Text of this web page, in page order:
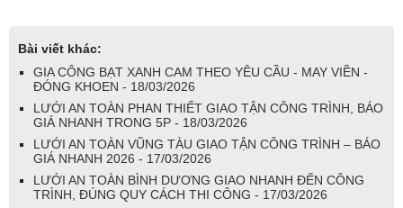
Bài viết khác:
GIA CÔNG BẠT XANH CAM THEO YÊU CẦU - MAY VIỀN -
ĐÓNG KHOEN - 18/03/2026
LƯỚI AN TOÀN PHAN THIẾT GIAO TẬN CÔNG TRÌNH, BÁO
GIÁ NHANH TRONG 5P - 18/03/2026
LƯỚI AN TOÀN VŨNG TÀU GIAO TẬN CÔNG TRÌNH – BÁO
GIÁ NHANH 2026 - 17/03/2026
LƯỚI AN TOÀN BÌNH DƯƠNG GIAO NHANH ĐẾN CÔNG
TRÌNH, ĐÚNG QUY CÁCH THI CÔNG - 17/03/2026